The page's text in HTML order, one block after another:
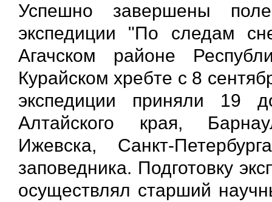
Успешно завершены
экспедиции "По следам
Агачском районе
Курайском хребте с 8
экспедиции приняли 19
Алтайского края,
Ижевска, Санкт-
заповедника. Подготовку
осуществлял старший